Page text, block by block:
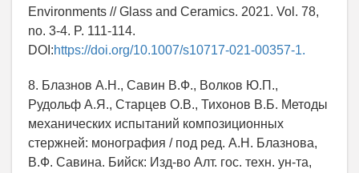
Environments // Glass and Ceramics. 2021. Vol. 78,
no. 3-4. P. 111-114.
DOI:https://doi.org/10.1007/s10717-021-00357-1.
8. Блазнов А.Н., Савин В.Ф., Волков Ю.П.,
Рудольф А.Я., Старцев О.В., Тихонов В.Б. Методы
механических испытаний композиционных
стержней: монография / под ред. А.Н. Блазнова,
В.Ф. Савина. Бийск: Изд-во Алт. гос. техн. ун-та,